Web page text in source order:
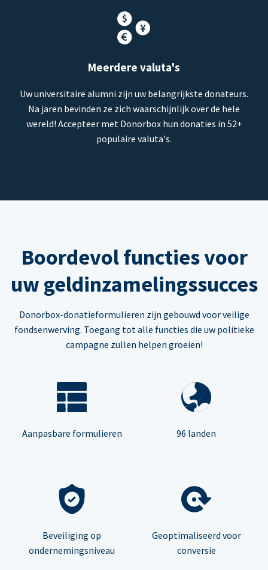
Meerdere valuta's
Uw universitaire alumni zijn uw belangrijkste donateurs.
Na jaren bevinden ze zich waarschijnlijk over de hele
wereld! Accepteer met Donorbox hun donaties in 52+
populaire valuta's.
Boordevol functies voor
uw geldinzamelingssucces
Donorbox-donatieformulieren zijn gebouwd voor veilige
fondsenwerving. Toegang tot alle functies die uw politieke
campagne zullen helpen groeien!
Aanpasbare formulieren 96 landen
Beveiliging op
ondernemingsniveau
Geoptimaliseerd voor
conversie